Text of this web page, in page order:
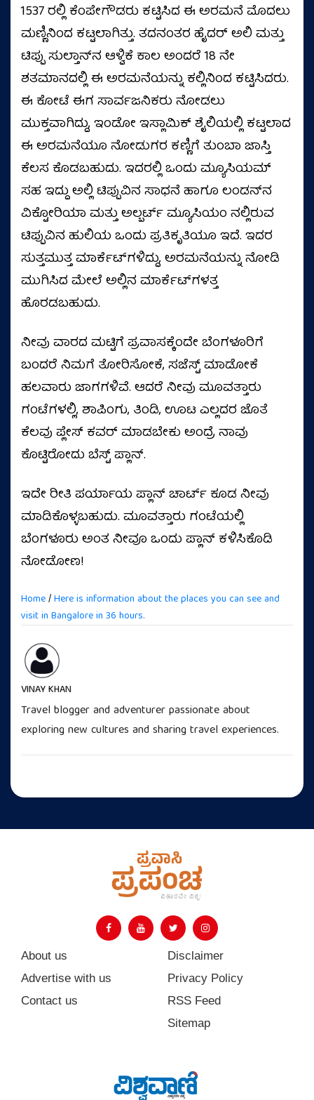
1537 ರಲ್ಲಿ ಕೆಂಪೇಗೌಡರು ಕಟ್ಟಿಸಿದ ಈ ಅರಮನೆ ಮೊದಲು
ಮಣ್ಣಿನಿಂದ ಕಟ್ಟಲಾಗಿತ್ತು. ತದನಂತರ ಹೈದರ್‌ ಅಲಿ ಮತ್ತು
ಟಿಪ್ಪು ಸುಲ್ತಾನ್‌ನ ಆಳ್ವಿಕೆ ಕಾಲ ಅಂದರೆ 18 ನೇ
ಶತಮಾನದಲ್ಲಿ ಈ ಅರಮನೆಯನ್ನು ಕಲ್ಲಿನಿಂದ ಕಟ್ಟಿಸಿದರು.
ಈ ಕೋಟೆ ಈಗ ಸಾರ್ವಜನಿಕರು ನೋಡಲು
ಮುಕ್ತವಾಗಿದ್ದು, ಇಂಡೋ ಇಸ್ಲಾಮಿಕ್‌ ಶೈಲಿಯಲ್ಲಿ ಕಟ್ಟಲಾದ
ಈ ಅರಮನೆಯೂ ನೋಡುಗರ ಕಣ್ಣಿಗೆ ತುಂಬಾ ಜಾಸ್ತಿ
ಕೆಲಸ ಕೊಡಬಹುದು. ಇದರಲ್ಲಿ ಒಂದು ಮ್ಯೂಸಿಯಮ್‌
ಸಹ ಇದ್ದು ಅಲ್ಲಿ ಟಿಪ್ಪುವಿನ ಸಾಧನೆ ಹಾಗೂ ಲಂಡನ್‌ನ
ವಿಕ್ಟೋರಿಯಾ ಮತ್ತು ಅಲ್ಬರ್ಟ್‌ ಮ್ಯೂಸಿಯಂ ನಲ್ಲಿರುವ
ಟಿಪ್ಪುವಿನ ಹುಲಿಯ ಒಂದು ಪ್ರತಿಕೃತಿಯೂ ಇದೆ. ಇದರ
ಸುತ್ತಮುತ್ತ ಮಾರ್ಕೆಟ್‌ಗಳಿದ್ದು, ಅರಮನೆಯನ್ನು ನೋಡಿ
ಮುಗಿಸಿದ ಮೇಲೆ ಅಲ್ಲಿನ ಮಾರ್ಕೆಟ್‌ಗಳತ್ತ
ಹೊರಡಬಹುದು.
ನೀವು ವಾರದ ಮಟ್ಟಿಗೆ ಪ್ರವಾಸಕ್ಕೆಂದೇ ಬೆಂಗಳೂರಿಗೆ
ಬಂದರೆ ನಿಮಗೆ ತೋರಿಸೋಕೆ, ಸಜೆಸ್ಟ್ ಮಾಡೋಕೆ
ಹಲವಾರು ಜಾಗಗಳಿವೆ. ಆದರೆ ನೀವು ಮೂವತ್ತಾರು
ಗಂಟೆಗಳಲ್ಲಿ, ಶಾಪಿಂಗು, ತಿಂಡಿ, ಊಟ ಎಲ್ಲದರ ಜೊತೆ
ಕೆಲವು ಪ್ಲೇಸ್ ಕವರ್ ಮಾಡಬೇಕು ಅಂದ್ರೆ ನಾವು
ಕೊಟ್ಟಿರೋದು ಬೆಸ್ಟ್ ಪ್ಲಾನ್.
ಇದೇ ರೀತಿ ಪರ್ಯಾಯ ಪ್ಲಾನ್ ಚಾರ್ಟ್ ಕೂಡ ನೀವು
ಮಾಡಿಕೊಳ್ಳಬಹುದು. ಮೂವತ್ತಾರು ಗಂಟೆಯಲ್ಲಿ
ಬೆಂಗಳೂರು ಅಂತ ನೀವೂ ಒಂದು ಪ್ಲಾನ್ ಕಳಿಸಿಕೊಡಿ
ನೋಡೋಣ!
Home/Here is information about the places you can see and
visit in Bangalore in 36 hours.
VINAY KHAN
Travel blogger and adventurer passionate about
exploring new cultures and sharing travel experiences.
About us
Advertise with us
Contact us
Disclaimer
Privacy Policy
RSS Feed
Sitemap